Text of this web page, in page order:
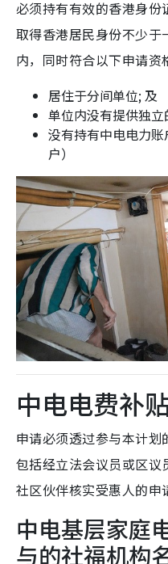
必须持有有效的香港身
取得香港居民身份不少
内，同时符合以下申请资
居住于分间单位; 及
单位内没有提供独
没有持有中电电力
户）
中电电费补
申请必须透过参与本计划
包括经立法会议员或区
社区伙伴核实受惠人的申
中电基层家庭
与的社福机构